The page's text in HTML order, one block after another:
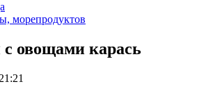
морепродуктов
овощами карась